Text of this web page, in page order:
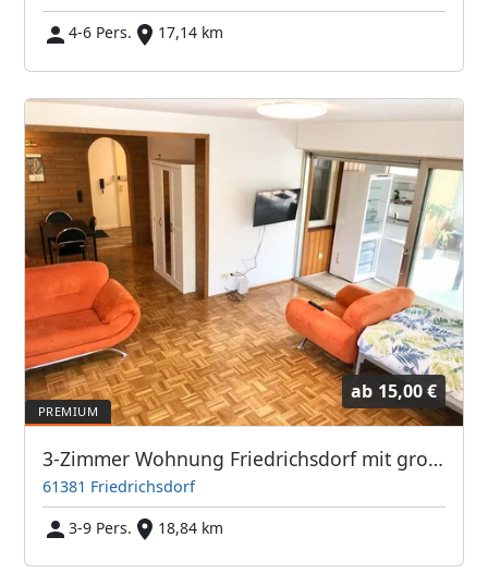
4-6 Pers.
17,14 km
ab 15,00 €
3-Zimmer Wohnung Friedrichsdorf mit großem Balkon TV's
61381 Friedrichsdorf
3-9 Pers.
18,84 km